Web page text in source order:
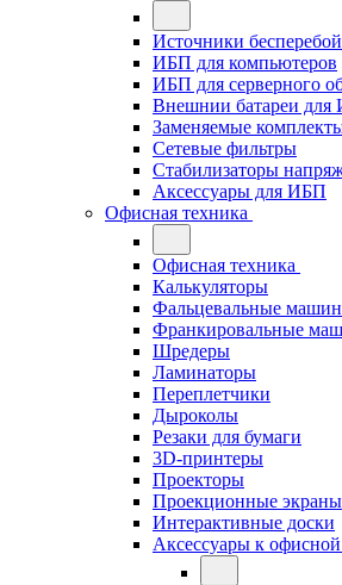
Источники
ИБП для компьютеров
ИБП для серверного
Внешнии батареи для
Заменяемые
Сетевые фильтры
Стабилизаторы
Аксессуары для ИБП
Офисная техника
Офисная техника
Калькуляторы
Фальцевальные
Франкировальные
Шредеры
Ламинаторы
Переплетчики
Дыроколы
Резаки для бумаги
3D-принтеры
Проекторы
Проекционные экраны
Интерактивные доски
Аксессуары к